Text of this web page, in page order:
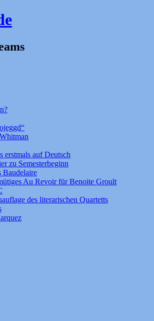
erstmals auf Deutsch
zu Semesterbeginn
Baudelaire
Au Revoir für Benoite Groult
des literarischen Quartetts